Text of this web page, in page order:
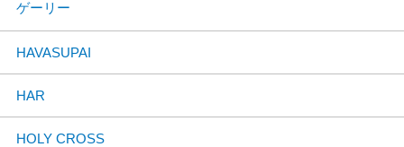
ゲーリー
HAVASUPAI
HAR
HOLY CROSS